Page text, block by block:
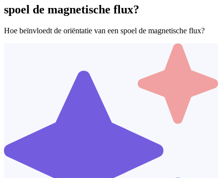
spoel de magnetische flux?
Hoe beïnvloedt de oriëntatie van een spoel de magnetische flux?